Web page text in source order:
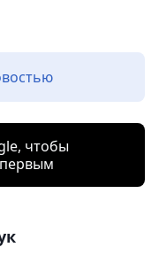
чтобы